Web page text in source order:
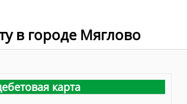
в городе Мяглово
карта